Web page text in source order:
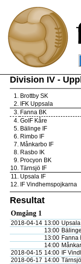
Division IV -
1. Brottby SK
2. IFK Uppsala
3. Fanna BK
4. GoIF Kåre
5. Bälinge IF
6. Rimbo IF
7. Månkarbo IF
8. Rasbo IK
9. Procyon BK
10. Tärnsjö IF
11. Upsala IF
12. IF Vindhemspojkarna
Resultat
Omgång 1
2018-04-14 13:00
13:00
13:00 Fanna
14:00
2018-04-15 14:00 IF
2018-06-17 14:00